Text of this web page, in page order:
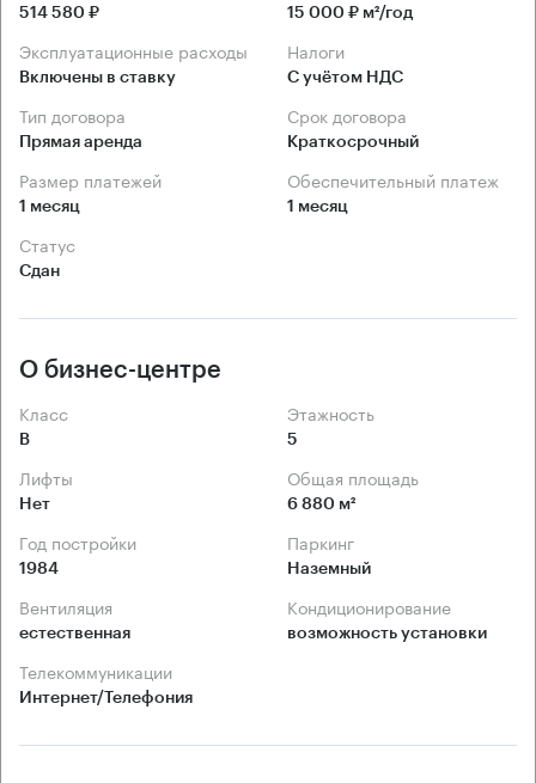
514 580 ₽ 15 000 ₽ м²/год
Эксплуатационные расходы
Включены в ставку
Налоги
С учётом НДС
Тип договора
Прямая аренда
Срок договора
Краткосрочный
Размер платежей
1 месяц
Обеспечительный платеж
1 месяц
Статус
Сдан
О бизнес-центре
Класс
B
Этажность
5
Лифты
Нет
Общая площадь
6 880 м²
Год постройки
1984
Паркинг
Наземный
Вентиляция
естественная
Кондиционирование
возможность установки
Телекоммуникации
Интернет/Телефония